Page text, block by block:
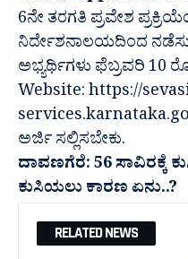
6ನೇ ತರಗತಿ ಪ್ರವೇಶ
ನಿರ್ದೇಶನಾಲಯದಿಂದ
ಅಭ್ಯರ್ಥಿಗಳು ಫೆಬ್ರವರಿ 10
Website: https://
ಅರ್ಜಿ ಸಲ್ಲಿಸಬೇಕು.
ದಾವಣಗೆರೆ: 56 ಸಾವಿರಕ್ಕೆ‌
ಕುಸಿಯಲು ಕಾರಣ ಏನು..?
RELATED NEWS